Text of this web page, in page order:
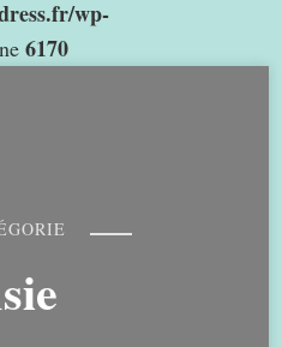
wp-
6170